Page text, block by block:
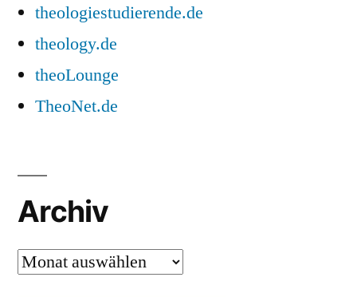
theologiestudierende.de
theology.de
theoLounge
TheoNet.de
Archiv
Archiv